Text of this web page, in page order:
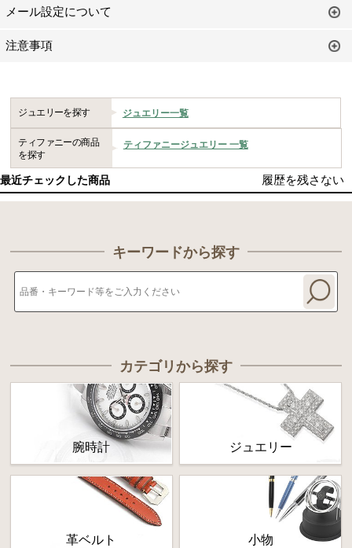
メール設定について
注意事項
ジュエリーを探す ジュエリー一覧
ティファニーの商品
を探す
ティファニージュエリー 一覧
最近チェックした商品 履歴を残さない
キーワードから探す
カテゴリから探す
腕時計 ジュエリー
革ベルト 小物